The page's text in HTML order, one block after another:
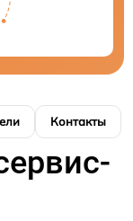
Контакты